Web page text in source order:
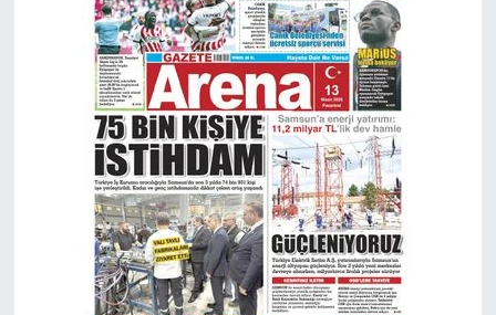
Son Dakika Haberleri
Haber Arşivi